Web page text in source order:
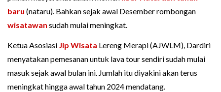
baru (nataru). Bahkan sejak awal Desember rombongan
wisatawan sudah mulai meningkat.
Ketua Asosiasi Jip Wisata Lereng Merapi (AJWLM), Dardiri
menyatakan pemesanan untuk lava tour sendiri sudah mulai
masuk sejak awal bulan ini. Jumlah itu diyakini akan terus
meningkat hingga awal tahun 2024 mendatang.